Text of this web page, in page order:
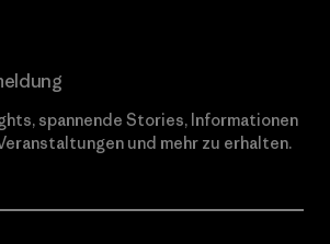
spannende Stories, Informationen
und mehr zu erhalten.